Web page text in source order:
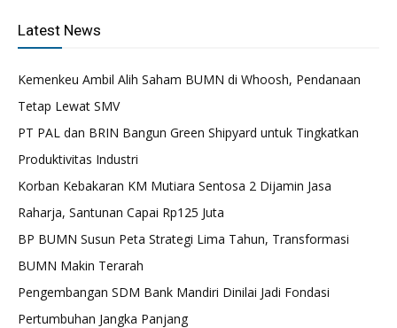
Latest News
Kemenkeu Ambil Alih Saham BUMN di Whoosh, Pendanaan
Tetap Lewat SMV
PT PAL dan BRIN Bangun Green Shipyard untuk Tingkatkan
Produktivitas Industri
Korban Kebakaran KM Mutiara Sentosa 2 Dijamin Jasa
Raharja, Santunan Capai Rp125 Juta
BP BUMN Susun Peta Strategi Lima Tahun, Transformasi
BUMN Makin Terarah
Pengembangan SDM Bank Mandiri Dinilai Jadi Fondasi
Pertumbuhan Jangka Panjang